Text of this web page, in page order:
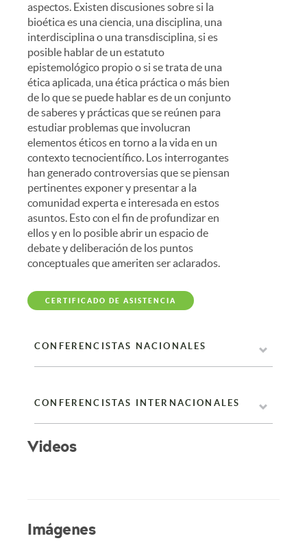
aspectos. Existen discusiones sobre si la
bioética es una ciencia, una disciplina, una
interdisciplina o una transdisciplina, si es
posible hablar de un estatuto
epistemológico propio o si se trata de una
ética aplicada, una ética práctica o más bien
de lo que se puede hablar es de un conjunto
de saberes y prácticas que se reúnen para
estudiar problemas que involucran
elementos éticos en torno a la vida en un
contexto tecnocientífico. Los interrogantes
han generado controversias que se piensan
pertinentes exponer y presentar a la
comunidad experta e interesada en estos
asuntos. Esto con el fin de profundizar en
ellos y en lo posible abrir un espacio de
debate y deliberación de los puntos
conceptuales que ameriten ser aclarados.
CERTIFICADO DE ASISTENCIA
CONFERENCISTAS NACIONALES
CONFERENCISTAS INTERNACIONALES
Videos
Imágenes